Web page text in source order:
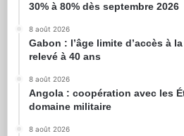
30% à 80% dès septembre 2026
8 août 2026
Gabon : l’âge limite d’accès à
relevé à 40 ans
8 août 2026
Angola : coopération avec les
domaine militaire
8 août 2026